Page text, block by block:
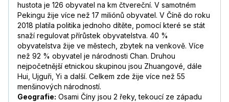
hustota je 126 obyvatel na km čtvereční. V samotném
Pekingu žije více než 17 miliónů obyvatel. V Číně do roku
2018 platila politika jednoho dítěte, pomocí které se stát
snaží regulovat přírůstek obyvatelstva. 40 %
obyvatelstva žije ve městech, zbytek na venkově. Více
než 92 % obyvatel je národnosti Chan. Druhou
nejpočetnější etnickou skupinou jsou Zhuangové, dále
Hui, Ujguři, Yi a další. Celkem zde žije více než 55
menšinových národností.
Geografie: Osami Číny jsou 2 řeky, tekoucí ze západu